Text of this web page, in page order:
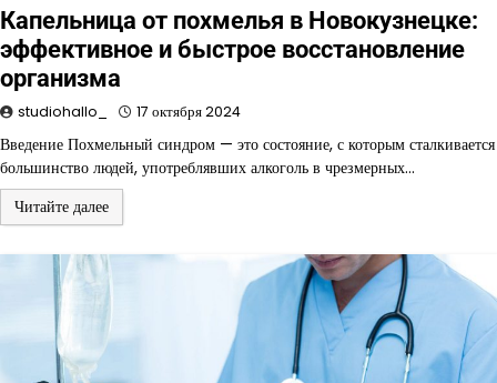
Капельница от похмелья в Новокузнецке:
эффективное и быстрое восстановление
организма
studiohallo_ 17 октября 2024
Введение Похмельный синдром — это состояние, с которым сталкивается
большинство людей, употреблявших алкоголь в чрезмерных…
Читайте далее